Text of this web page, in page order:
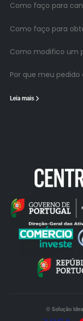
Como faço para
Como faço para
Como modifico um
Por que meu
Leia mais
© Solução